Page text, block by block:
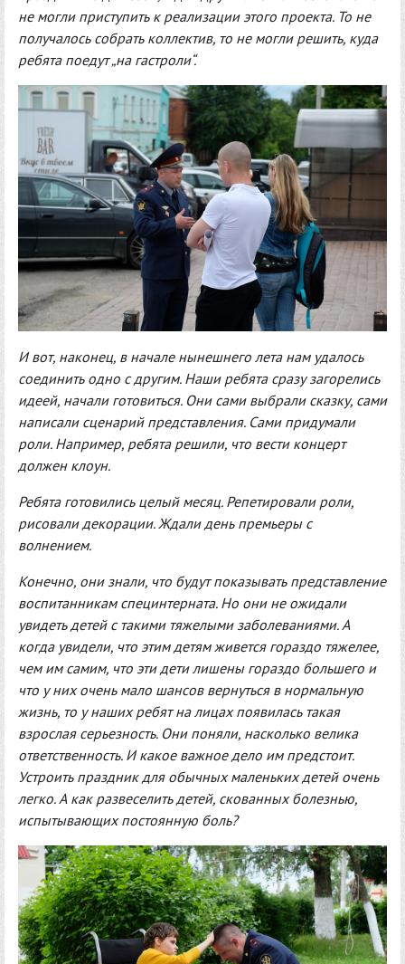
не могли приступить к реализации этого проекта. То не
получалось собрать коллектив, то не могли решить, куда
ребята поедут „на гастроли“.
И вот, наконец, в начале нынешнего лета нам удалось
соединить одно с другим. Наши ребята сразу загорелись
идеей, начали готовиться. Они сами выбрали сказку, сами
написали сценарий представления. Сами придумали
роли. Например, ребята решили, что вести концерт
должен клоун.
Ребята готовились целый месяц. Репетировали роли,
рисовали декорации. Ждали день премьеры с
волнением.
Конечно, они знали, что будут показывать представление
воспитанникам специнтерната. Но они не ожидали
увидеть детей с такими тяжелыми заболеваниями. А
когда увидели, что этим детям живется гораздо тяжелее,
чем им самим, что эти дети лишены гораздо большего и
что у них очень мало шансов вернуться в нормальную
жизнь, то у наших ребят на лицах появилась такая
взрослая серьезность. Они поняли, насколько велика
ответственность. И какое важное дело им предстоит.
Устроить праздник для обычных маленьких детей очень
легко. А как развеселить детей, скованных болезнью,
испытывающих постоянную боль?